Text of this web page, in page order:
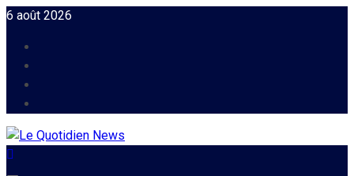
Skip
content
6 août 2026